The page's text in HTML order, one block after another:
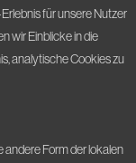
für unsere Nutzer
wir Einblicke in die
analytische Cookies zu
Form der lokalen